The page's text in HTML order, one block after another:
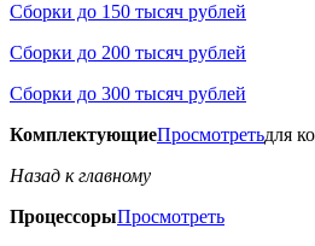
Сборки до 150 тысяч рублей
Сборки до 200 тысяч рублей
Сборки до 300 тысяч рублей
КомплектующиеПросмотретьдля
Назад к главному
ПроцессорыПросмотреть